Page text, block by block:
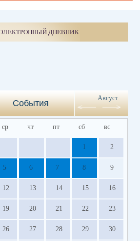
ДНЕВНИК
События
Август
ср чт пт сб вс
1 2
5 6 7 8 9
12 13 14 15 16
19 20 21 22 23
26 27 28 29 30